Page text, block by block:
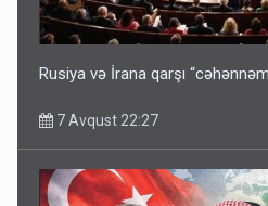
Rusiya və İrana qarşı
7 Avqust 22:27